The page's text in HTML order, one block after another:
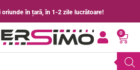
oriunde în țară, în 1-2 zile lucrătoare!
0
Cart